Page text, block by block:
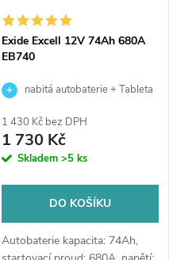
Exide Excell 12V 74Ah 680A
EB740
nabitá autobaterie + Tableta
výkup staré baterie při doručení
nebo v prodejně Jinočany
1 430 Kč bez DPH
1 730 Kč
Skladem >5 ks
DO KOŠÍKU
Autobaterie kapacita: 74Ah,